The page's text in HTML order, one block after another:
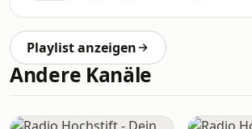
Playlist anzeigen
Andere Kanäle